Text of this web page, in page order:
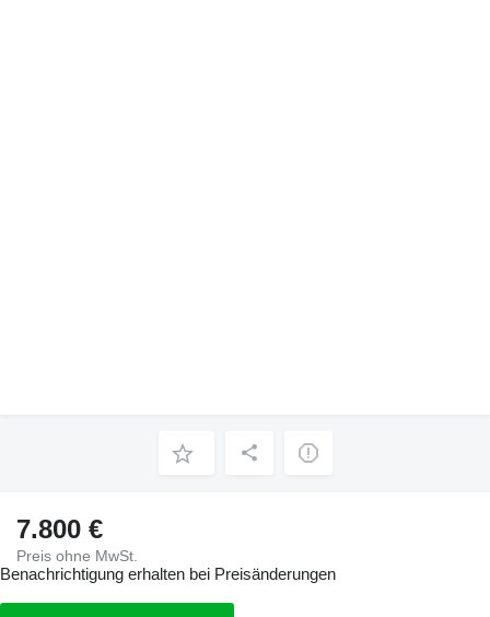
7.800 €
Preis ohne MwSt.
Benachrichtigung erhalten bei Preisänderungen